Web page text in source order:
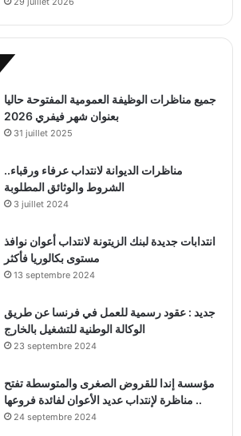
جميع مناظرات الوظيفة العمومية المفتوحة حاليا
بعنوان شهر فيفري 2026
31 juillet 2025
مناظرات الديوانة لانتداب عرفاء ورقباء..
الشروط والوثائق المطلوبة
3 juillet 2024
انتدابات جديدة لبنك الزيتونة لانتداب أعوان نوافذ
مستوى بكالوريا فأكثر
13 septembre 2024
جديد : عقود رسمية للعمل في فرنسا عن طريق
الوكالة الوطنية للتشغيل بالخارج
23 septembre 2024
مؤسسة إندا للقروض الصغرى والمتوسطة تفتح
مناظرة لإنتداب عديد الأعوان لفائدة فروعها ..
24 septembre 2024